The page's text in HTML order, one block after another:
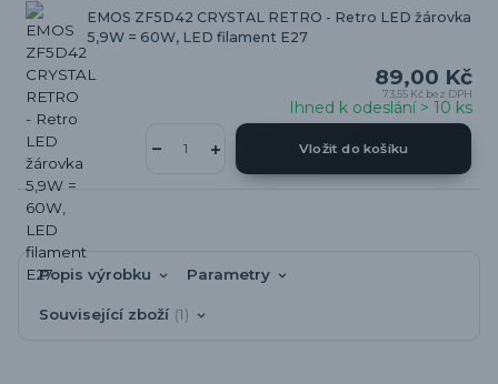
EMOS ZF5D42 CRYSTAL RETRO - Retro LED žárovka
5,9W = 60W, LED filament E27
89,00 Kč
73,55 Kč bez DPH
Ihned k odeslání > 10 ks
Vložit do košíku
Popis výrobku Parametry
Související zboží 1